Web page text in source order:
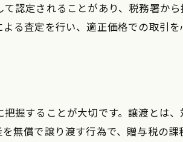
格決定の基準
価格設定の違い
か比較
認定されることがあり、税務署か
る査定を行い、適正価格での取引
握することが大切です。譲渡とは
無償で譲り渡す行為で、贈与税の課